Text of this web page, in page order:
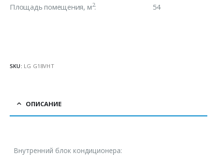
Площадь помещения, м2: 54
SKU: LG G18VHT
ОПИСАНИЕ
Внутренний блок кондиционера: